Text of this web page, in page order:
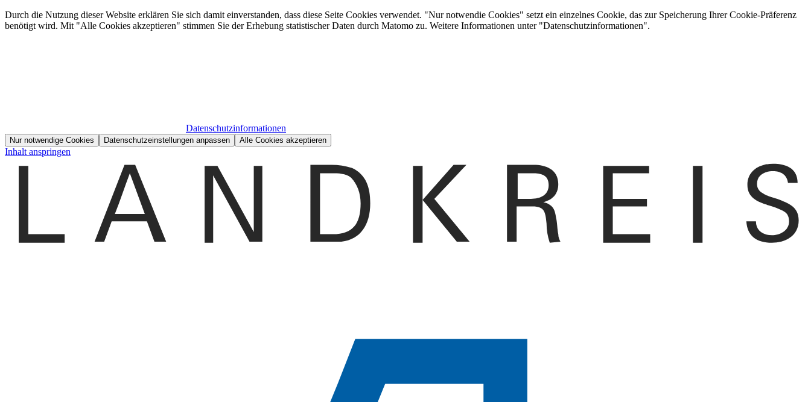
Durch die Nutzung dieser Website erklären Sie sich damit einverstanden, dass diese Seite Cookies verwendet. "Nur notwendie Cookies" setzt ein einzelnes Cookie, das zur Speicherung Ihrer Cookie-Präferenz
benötigt wird. Mit "Alle Cookies akzeptieren" stimmen Sie der Erhebung statistischer Daten durch Matomo zu. Weitere Informationen unter "Datenschutzinformationen".
Datenschutzinformationen
Nur notwendige Cookies Datenschutzeinstellungen anpassen Alle Cookies akzeptieren
Inhalt anspringen